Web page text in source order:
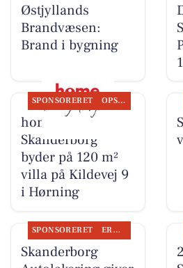
Østjyllands
Brandvæsen:
Brand i bygning
SPONSORERET OPSLAGSTAVLEN
home
Skanderborg
byder på 120 m²
villa på Kildevej 9
i Hørning
SPONSORERET ERHVERV
Skanderborg